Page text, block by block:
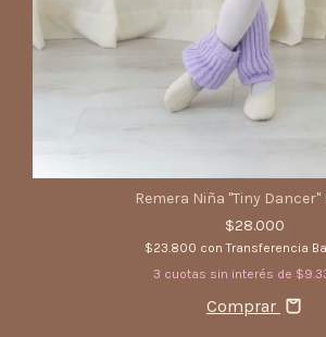
Remera Niña "Tiny
$28.000
$23.800 con Transferencia
3 cuotas sin interés de
Comprar